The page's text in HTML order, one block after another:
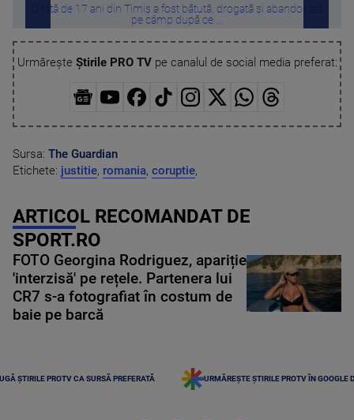
O fată de 17 ani din Timiș a fost bătută, drogată și abandonată
pe câmp după ce ...
Urmărește Știrile PRO TVpe canalul de social media preferat:
Sursa: The Guardian
Etichete: justitie, romania, coruptie,
ARTICOL RECOMANDAT DE
SPORT.RO
FOTO Georgina Rodriguez, apariție
'interzisă' pe rețele. Partenera lui
CR7 s-a fotografiat în costum de
baie pe barcă
ȘTIRILE PROTV CA SURSĂ PREFERATĂ URMĂREȘTE ȘTIRILE PROTV ÎN GOOGLE